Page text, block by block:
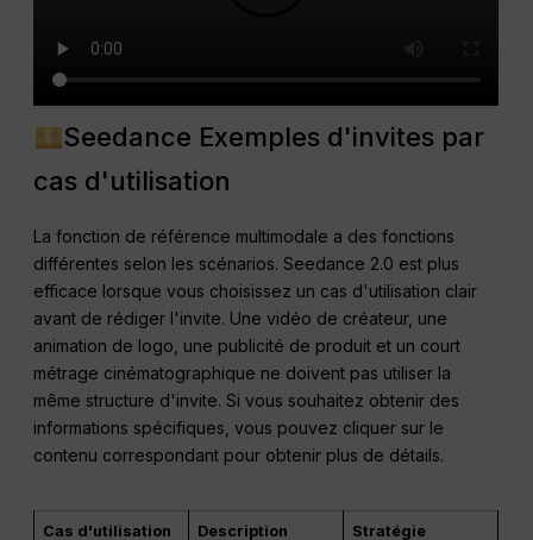
Seedance Exemples d'invites par
La fonction de référence multimodale a des fonctions
différentes selon les scénarios. Seedance 2.0 est plus
efficace lorsque vous choisissez un cas d'utilisation clair
avant de rédiger l'invite. Une vidéo de créateur, une
animation de logo, une publicité de produit et un court
métrage cinématographique ne doivent pas utiliser la
même structure d'invite. Si vous souhaitez obtenir des
informations spécifiques, vous pouvez cliquer sur le